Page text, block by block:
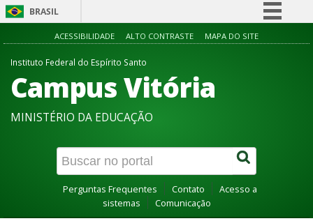
BRASIL
Simplifique!
Acesso à informação
Canais
ACESSIBILIDADE ALTO CONTRASTE MAPA DO SITE
Instituto Federal do Espírito Santo
Campus Vitória
MINISTÉRIO DA EDUCAÇÃO
Perguntas Frequentes Contato
Acesso a
sistemas
Comunicação